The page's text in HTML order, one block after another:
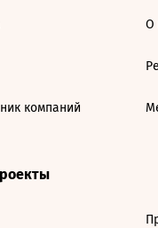
компаний
О